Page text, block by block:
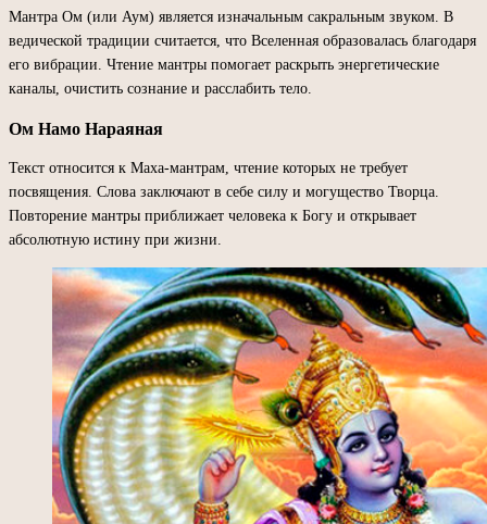
Мантра Ом (или Аум) является изначальным сакральным звуком. В
ведической традиции считается, что Вселенная образовалась благодаря
его вибрации. Чтение мантры помогает раскрыть энергетические
каналы, очистить сознание и расслабить тело.
Ом Намо Нараяная
Текст относится к Маха-мантрам, чтение которых не требует
посвящения. Слова заключают в себе силу и могущество Творца.
Повторение мантры приближает человека к Богу и открывает
абсолютную истину при жизни.